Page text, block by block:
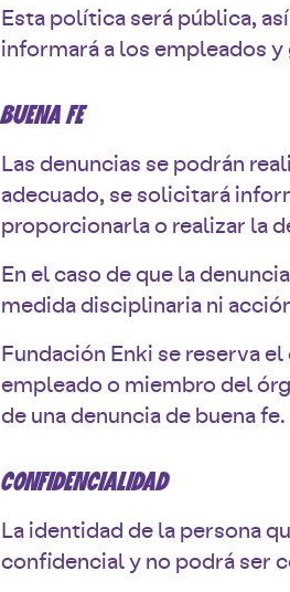
Esta política será pública,
informará a los empleados
BUENA FE
Las denuncias se podrán
adecuado, se solicitará
proporcionarla o realizar la
En el caso de que la
medida disciplinaria ni
Fundación Enki se reserva
empleado o miembro del
de una denuncia de buena fe.
CONFIDENCIALIDAD
La identidad de la persona
confidencial y no podrá ser